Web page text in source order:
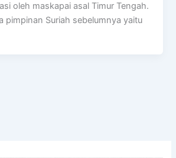
oleh maskapai asal Timur Tengah.
pimpinan Suriah sebelumnya yaitu